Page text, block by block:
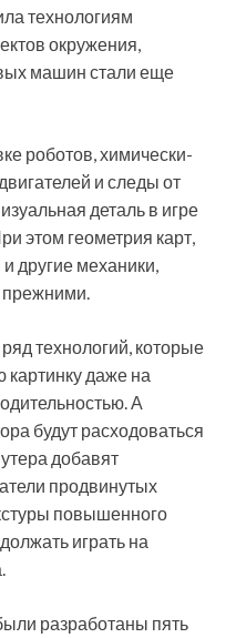
технологиям
окружения,
машин стали еще
роботов, химически-
и следы от
деталь в игре
этом геометрия карт,
другие механики,
технологий, которые
даже на
А
будут расходоваться
добавят
продвинутых
повышенного
играть на
разработаны пять